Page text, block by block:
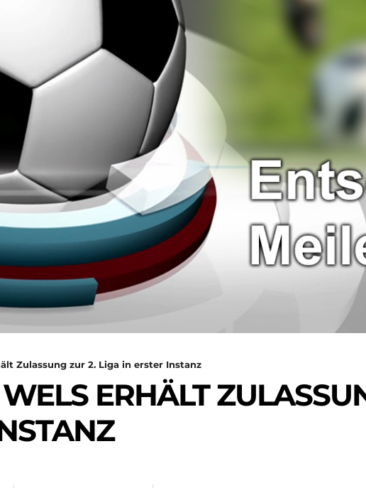
Zulassung zur 2. Liga in erster Instanz
ERHÄLT